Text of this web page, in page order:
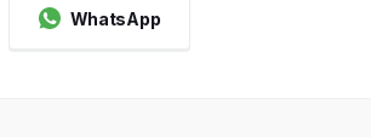
WhatsApp